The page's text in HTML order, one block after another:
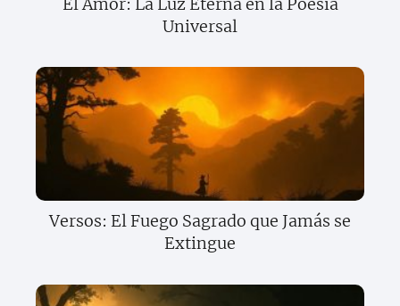
Universal
Versos: El Fuego Sagrado que Jamás se
Extingue